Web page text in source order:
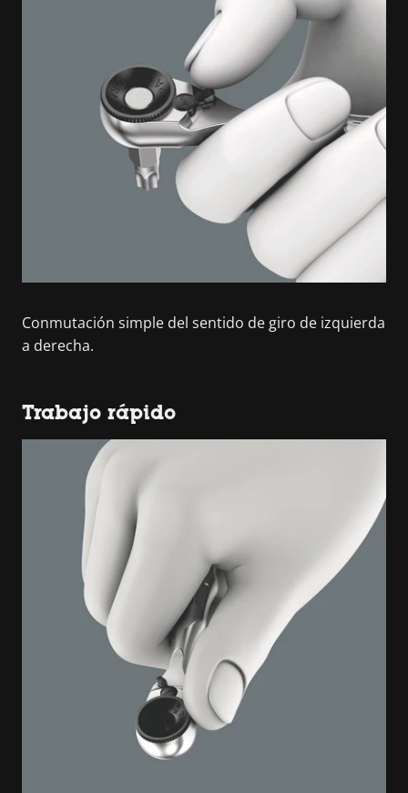
Conmutación simple del sentido de giro de izquierda
a derecha.
Trabajo rápido